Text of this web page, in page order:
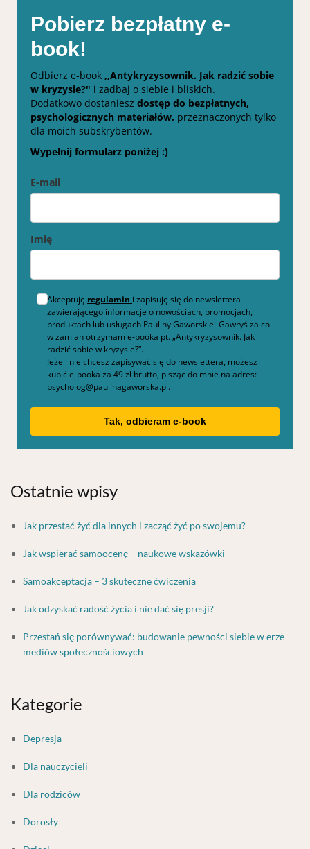
Pobierz bezpłatny e-
book!
Odbierz e-book ,,Antykryzysownik. Jak radzić sobie
w kryzysie?" i zadbaj o siebie i bliskich.
Dodatkowo dostaniesz dostęp do bezpłatnych,
psychologicznych materiałów, przeznaczonych tylko
dla moich subskrybentów.
Wypełnij formularz poniżej :)
E-mail
Imię
Akceptuję regulamin i zapisuję się do newslettera
zawierającego informacje o nowościach, promocjach,
produktach lub usługach Pauliny Gaworskiej-Gawryś za co
w zamian otrzymam e-booka pt. „Antykryzysownik. Jak
radzić sobie w kryzysie?”.
Jeżeli nie chcesz zapisywać się do newslettera, możesz
kupić e-booka za 49 zł brutto, pisząc do mnie na adres:
psycholog@paulinagaworska.pl.
Tak, odbieram e-book
Ostatnie wpisy
Jak przestać żyć dla innych i zacząć żyć po swojemu?
Jak wspierać samoocenę – naukowe wskazówki
Samoakceptacja – 3 skuteczne ćwiczenia
Jak odzyskać radość życia i nie dać się presji?
Przestań się porównywać: budowanie pewności siebie w erze
mediów społecznościowych
Kategorie
Depresja
Dla nauczycieli
Dla rodziców
Dorosły